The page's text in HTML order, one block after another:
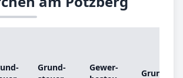
Grund­
Ge­wer­
Grund­